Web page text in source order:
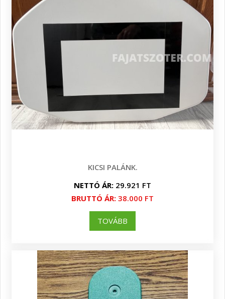
KICSI PALÁNK.
NETTÓ ÁR: 29.921 FT
BRUTTÓ ÁR: 38.000 FT
TOVÁBB